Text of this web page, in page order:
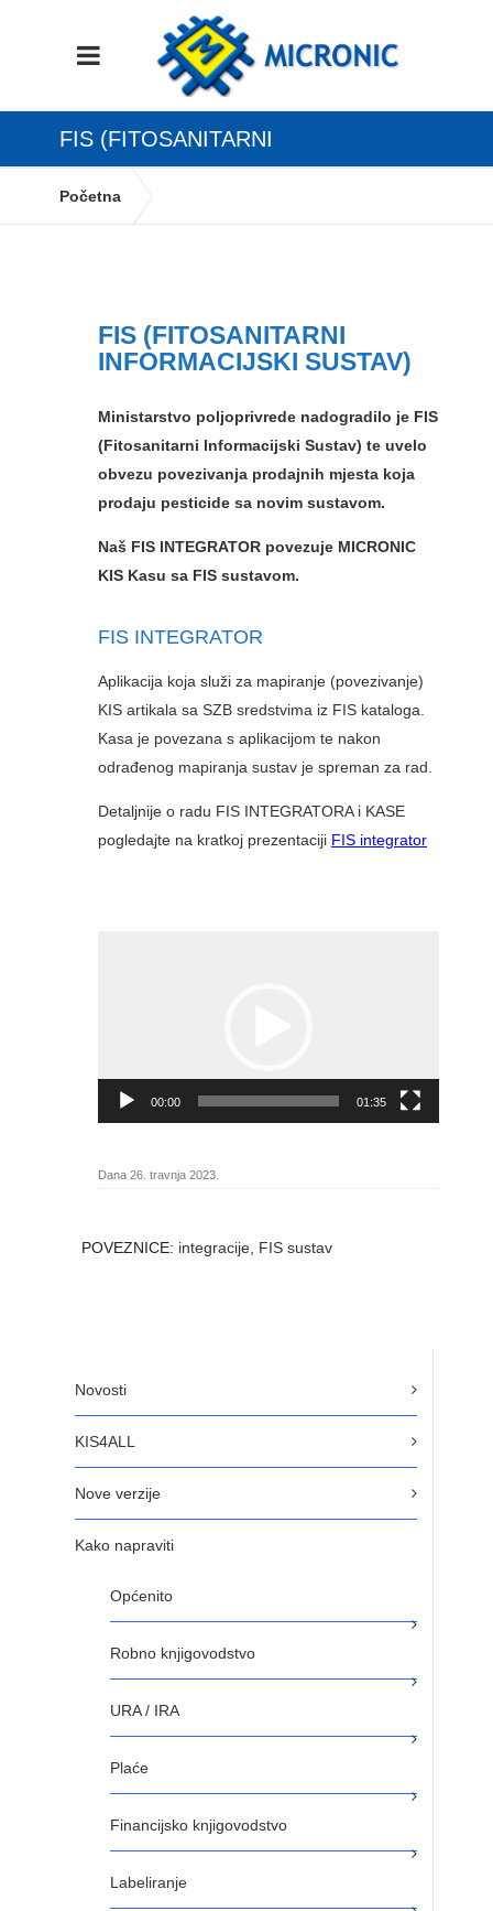
FIS (FITOSANITARNI
INFORMACIJSKI SUSTAV)
Početna
Novosti
KIS4ALL
Nove verzije
Kako napraviti
Općenito
Robno knjigovodstvo
URA / IRA
Plaće
Financijsko knjigovodstvo
Labeliranje
FIS (FITOSANITARNI
INFORMACIJSKI SUSTAV)
Ministarstvo poljoprivrede nadogradilo je FIS
(Fitosanitarni Informacijski Sustav) te uvelo
obvezu povezivanja prodajnih mjesta koja
prodaju pesticide sa novim sustavom.
Naš FIS INTEGRATOR povezuje MICRONIC
KIS Kasu sa FIS sustavom.
FIS INTEGRATOR
Aplikacija koja služi za mapiranje (povezivanje)
KIS artikala sa SZB sredstvima iz FIS kataloga.
Kasa je povezana s aplikacijom te nakon
odrađenog mapiranja sustav je spreman za rad.
Detaljnije o radu FIS INTEGRATORA i KASE
pogledajte na kratkoj prezentaciji FIS integrator
00:00 01:35
Dana 26. travnja 2023.
POVEZNICE: integracije, FIS sustav